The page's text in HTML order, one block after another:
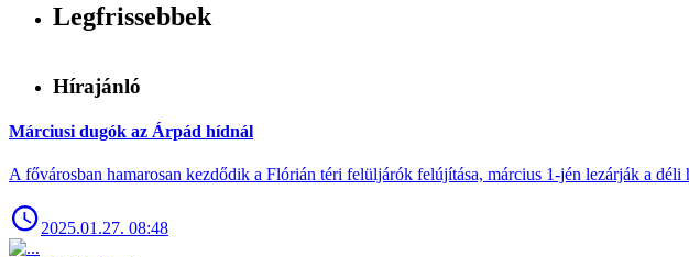
Legfrissebbek
Hírajánló
Márciusi dugók az Árpád hídnál
A fővárosban hamarosan kezdődik a Flórián téri felüljárók felújítása, március 1-jén lezárják a
2025.01.27. 08:48